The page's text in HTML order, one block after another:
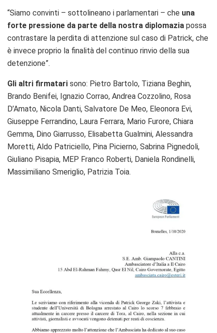
“Siamo convinti – sottolineano i parlamentari – che una
forte pressione da parte della nostra diplomazia possa
contrastare la perdita di attenzione sul caso di Patrick, che
è invece proprio la finalità del continuo rinvio della sua
detenzione”.
Gli altri firmatari sono: Pietro Bartolo, Tiziana Beghin,
Brando Benifei, Ignazio Corrao, Andrea Cozzolino, Rosa
D’Amato, Nicola Danti, Salvatore De Meo, Eleonora Evi,
Giuseppe Ferrandino, Laura Ferrara, Mario Furore, Chiara
Gemma, Dino Giarrusso, Elisabetta Gualmini, Alessandra
Moretti, Aldo Patriciello, Pina Picierno, Sabrina Pignedoli,
Giuliano Pisapia, MEP Franco Roberti, Daniela Rondinelli,
Massimiliano Smeriglio, Patrizia Toia.